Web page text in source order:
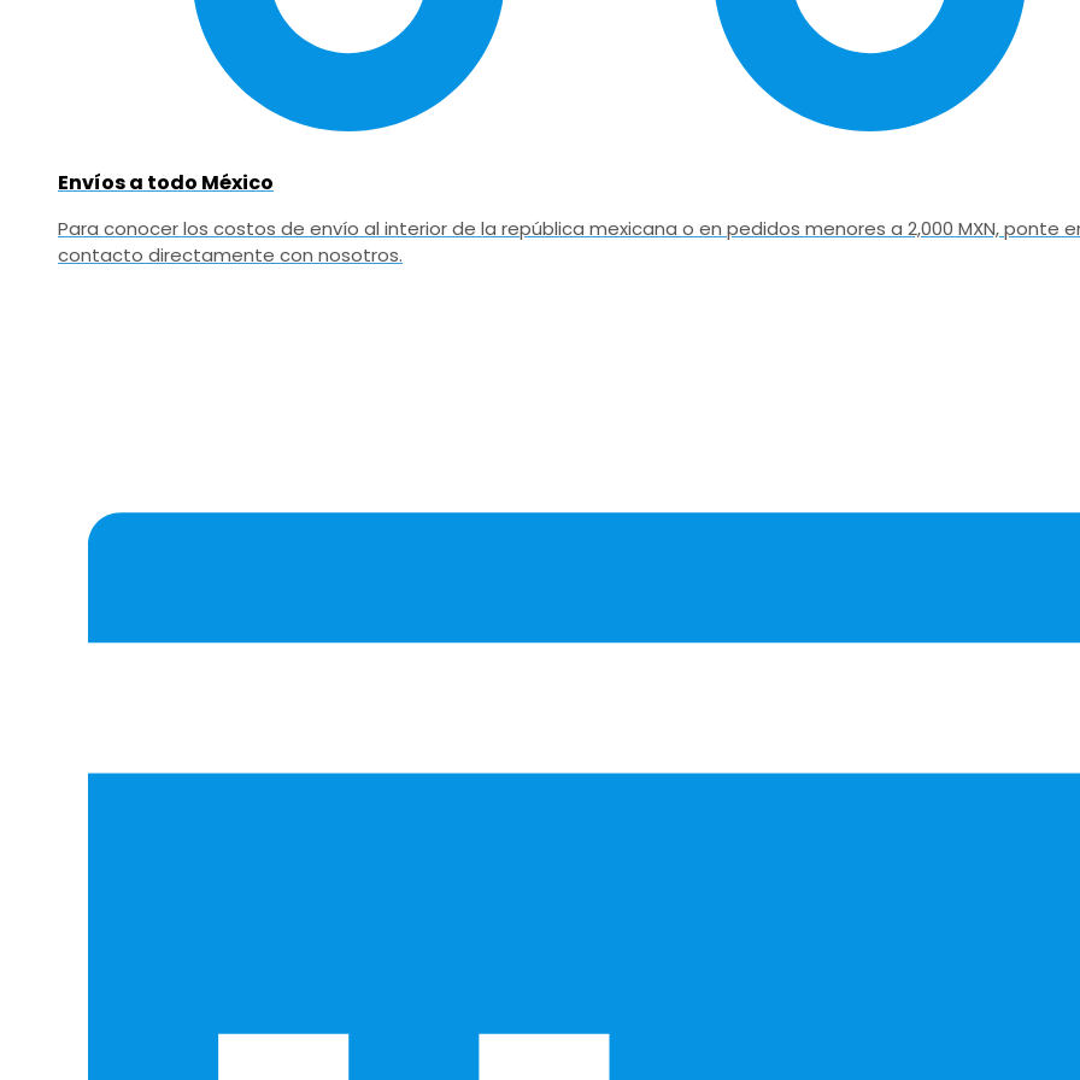
Envíos a todo México
Para conocer los costos de envío al interior de la república mexicana o en pedidos menores a 2,000 MXN, ponte
contacto directamente con nosotros.